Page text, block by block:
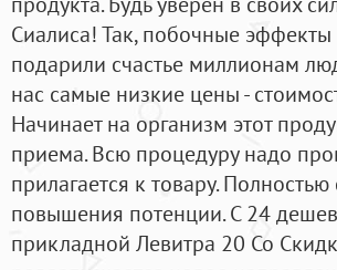
Сиалиса! Так, побочные
подарили счастье миллионам
нас самые низкие цены -
Начинает на организм этот
приема. Всю процедуру надо
прилагается к товару.
повышения потенции. С 24
прикладной Левитра 20 Со